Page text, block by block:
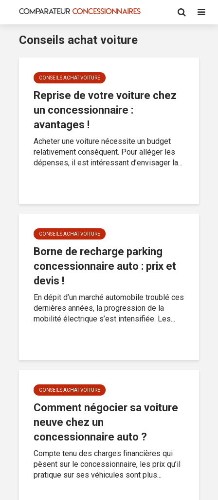
Conseils achat voiture
CONSEILS ACHAT VOITURE
Reprise de votre voiture chez
un concessionnaire :
avantages !
Acheter une voiture nécessite un budget
relativement conséquent. Pour alléger les
dépenses, il est intéressant d’envisager la...
CONSEILS ACHAT VOITURE
Borne de recharge parking
concessionnaire auto : prix et
devis !
En dépit d’un marché automobile troublé ces
dernières années, la progression de la
mobilité électrique s’est intensifiée. Les...
CONSEILS ACHAT VOITURE
Comment négocier sa voiture
neuve chez un
concessionnaire auto ?
Compte tenu des charges financières qui
pèsent sur le concessionnaire, les prix qu’il
pratique sur ses véhicules sont plus...